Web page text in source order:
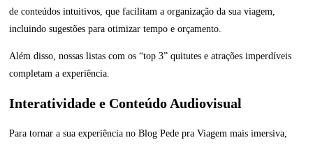
de conteúdos intuitivos, que facilitam a organização da sua viagem,
incluindo sugestões para otimizar tempo e orçamento.
Além disso, nossas listas com os “top 3” quitutes e atrações imperdíveis
completam a experiência.
Interatividade e Conteúdo Audiovisual
Para tornar a sua experiência no Blog Pede pra Viagem mais imersiva,